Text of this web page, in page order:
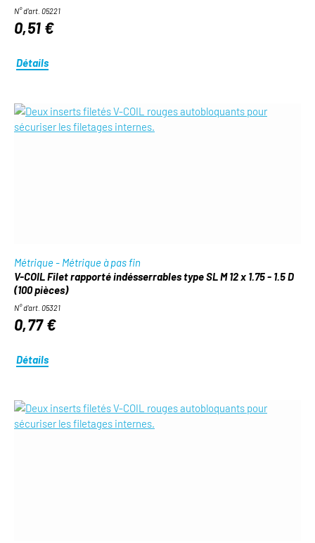
N° d'art. 05221
0,51 €
Détails
Métrique - Métrique à pas fin
V-COIL Filet rapporté indésserrables type SL M 12 x 1.75 - 1.5 D
(100 pièces)
N° d'art. 05321
0,77 €
Détails